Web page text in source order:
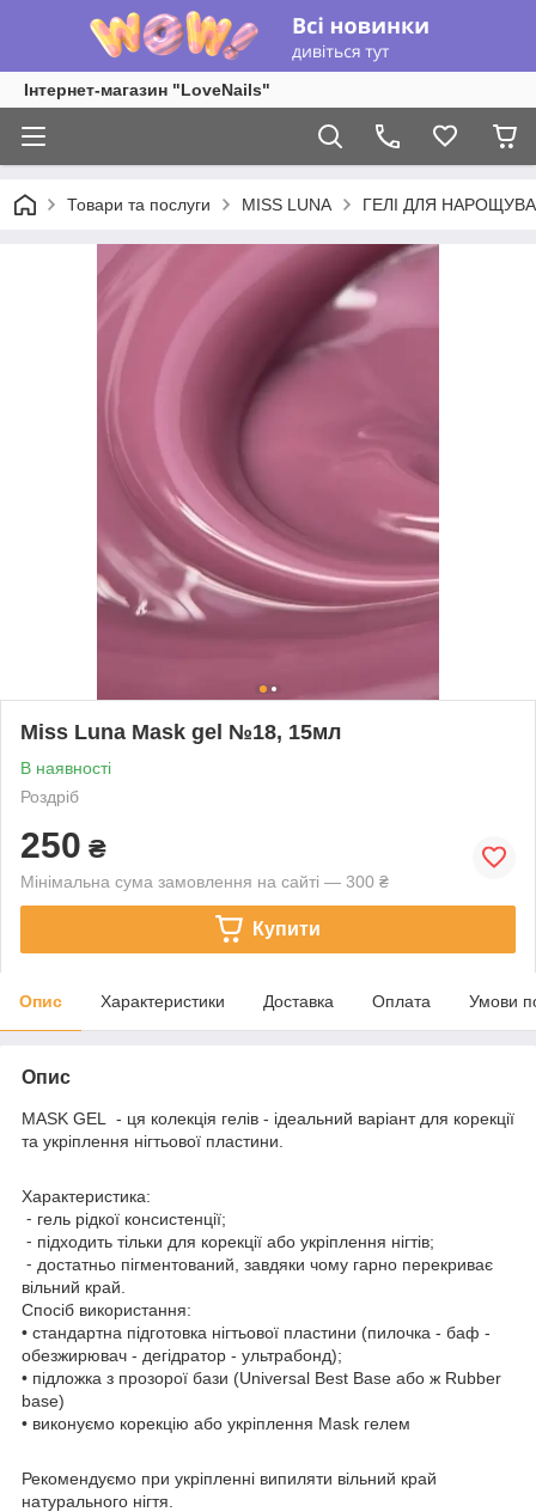
Інтернет-магазин "LoveNails"
Товари та послуги MISS LUNA ГЕЛІ ДЛЯ
Miss Luna Mask gel №18, 15мл
В наявності
Роздріб
250 ₴
Мінімальна сума замовлення на сайті — 300 ₴
Купити
Опис Характеристики Доставка Оплата Умови
Опис
MASK GEL - ця колекція гелів - ідеальний варіант для корекції
та укріплення нігтьової пластини.
Характеристика:
⁃ гель рідкої консистенції;
⁃ підходить тільки для корекції або укріплення нігтів;
⁃ достатньо пігментований, завдяки чому гарно перекриває
вільний край.
Спосіб використання:
• стандартна підготовка нігтьової пластини (пилочка - баф -
обезжирювач - дегідратор - ультрабонд);
• підложка з прозорої бази (Universal Best Base або ж Rubber
base)
• виконуємо корекцію або укріплення Mask гелем
Рекомендуємо при укріпленні випиляти вільний край
натурального нігтя.